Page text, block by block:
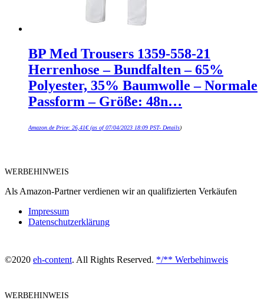
BP Med Trousers 1359-558-21
Herrenhose – Bundfalten – 65%
Polyester, 35% Baumwolle – Normale
Passform – Größe: 48n…
Amazon.de Price: 26,41€(as of 07/04/2023 18:09 PST- Details)
WERBEHINWEIS
Als Amazon-Partner verdienen wir an qualifizierten Verkäufen
Impressum
Datenschutzerklärung
©2020 eh-content. All Rights Reserved. */** Werbehinweis
WERBEHINWEIS